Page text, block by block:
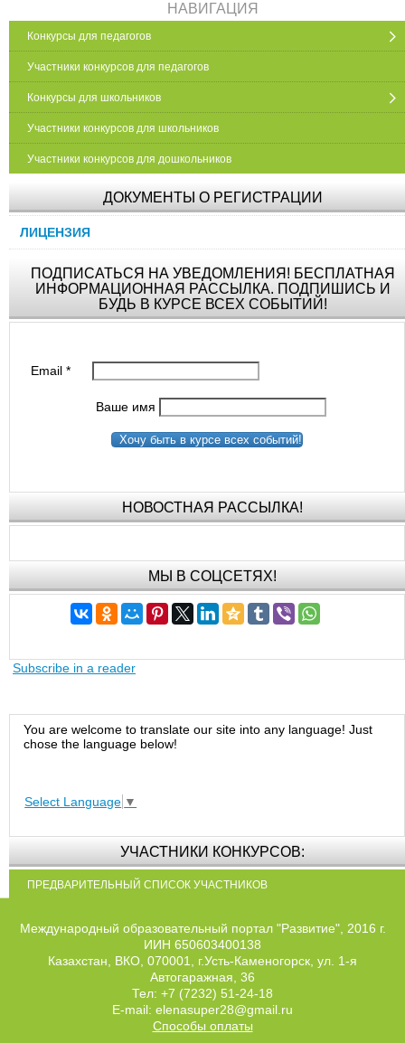
НАВИГАЦИЯ
Конкурсы для педагогов
Участники конкурсов для педагогов
Конкурсы для школьников
Участники конкурсов для школьников
Участники конкурсов для дошкольников
ДОКУМЕНТЫ О РЕГИСТРАЦИИ
ЛИЦЕНЗИЯ
ПОДПИСАТЬСЯ НА УВЕДОМЛЕНИЯ! БЕСПЛАТНАЯ
ИНФОРМАЦИОННАЯ РАССЫЛКА. ПОДПИШИСЬ И
БУДЬ В КУРСЕ ВСЕХ СОБЫТИЙ!
Email*
Ваше имя
Хочу быть в курсе всех событий!
НОВОСТНАЯ РАССЫЛКА!
МЫ В СОЦСЕТЯХ!
Subscribe in a reader
You are welcome to translate our site into any language! Just
chose the language below!
Select Language ▼
УЧАСТНИКИ КОНКУРСОВ:
ПРЕДВАРИТЕЛЬНЫЙ СПИСОК УЧАСТНИКОВ
Международный образовательный портал "Развитие", 2016 г.
ИИН 650603400138
Казахстан, ВКО, 070001, г.Усть-Каменогорск, ул. 1-я
Автогаражная, 36
Тел: +7 (7232) 51-24-18
E-mail: elenasuper28@gmail.ru
Способы оплаты